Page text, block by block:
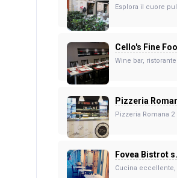
Esplora il cuore
Cello's Fine
Wine bar,
Pizzeria
Pizzeria Romana
Fovea Bistrot
Cucina